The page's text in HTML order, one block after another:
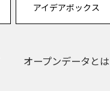
アイデアボックス
オープンデータとは